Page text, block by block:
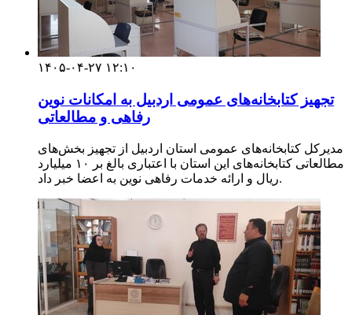
۱۴۰۵-۰۴-۲۷ ۱۲:۱۰
تجهیز کتابخانه‌های عمومی اردبیل به امکانات نوین
رفاهی و مطالعاتی
مدیرکل کتابخانه‌های عمومی استان اردبیل از تجهیز بخش‌های
مطالعاتی کتابخانه‌های این استان با اعتباری بالغ بر ۱۰ میلیارد
ریال و ارائه خدمات رفاهی نوین به اعضا خبر داد.